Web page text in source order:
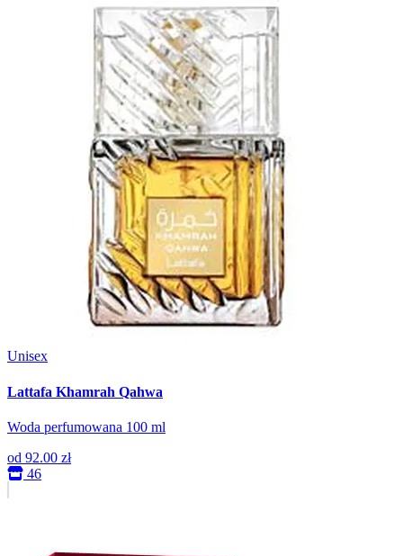
Unisex
Lattafa Khamrah Qahwa
Woda perfumowana 100 ml
od 92.00 zł
46